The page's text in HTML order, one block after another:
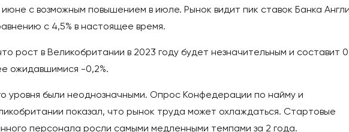
с возможным повышением в июле. Рынок видит пик ставок Банка
с 4,5% в настоящее время.
рост в Великобритании в 2023 году будет незначительным и составит
ожидавшимися -0,2%.
уровня были неоднозначными. Опрос Конфедерации по найму и
показал, что рынок труда может охлаждаться. Стартовые
персонала росли самыми медленными темпами за 2 года.